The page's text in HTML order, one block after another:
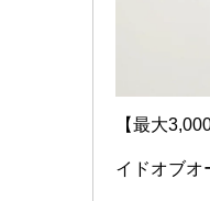
【最大
イドオブオ